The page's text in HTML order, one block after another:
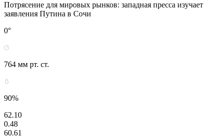
Потрясение для мировых рынков: западная пресса изучает
заявления Путина в Сочи
0°
764 мм рт. ст.
90%
62.10
0.48
60.61